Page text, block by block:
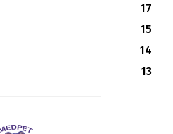
17
15
14
13